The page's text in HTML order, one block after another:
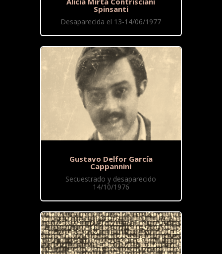
Spinsanti
Desaparecida el 13-14/06/1977
Gustavo Delfor García
Cappannini
Secuestrado y desaparecido
14/10/1976